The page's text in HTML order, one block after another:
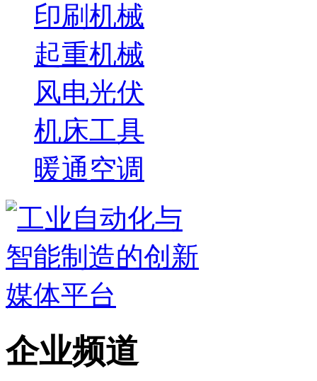
印刷机械
起重机械
风电光伏
机床工具
暖通空调
企业频道